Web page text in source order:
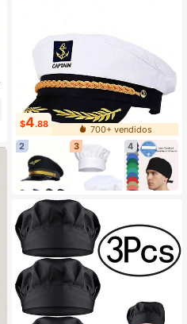
$4.88
700+ vendidos
2
3 4